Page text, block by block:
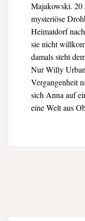
Majakowski. 20
mysteriöse
Heimatdorf
sie nicht
damals steht
Nur Willy
Vergangenheit
sich Anna auf
eine Welt aus